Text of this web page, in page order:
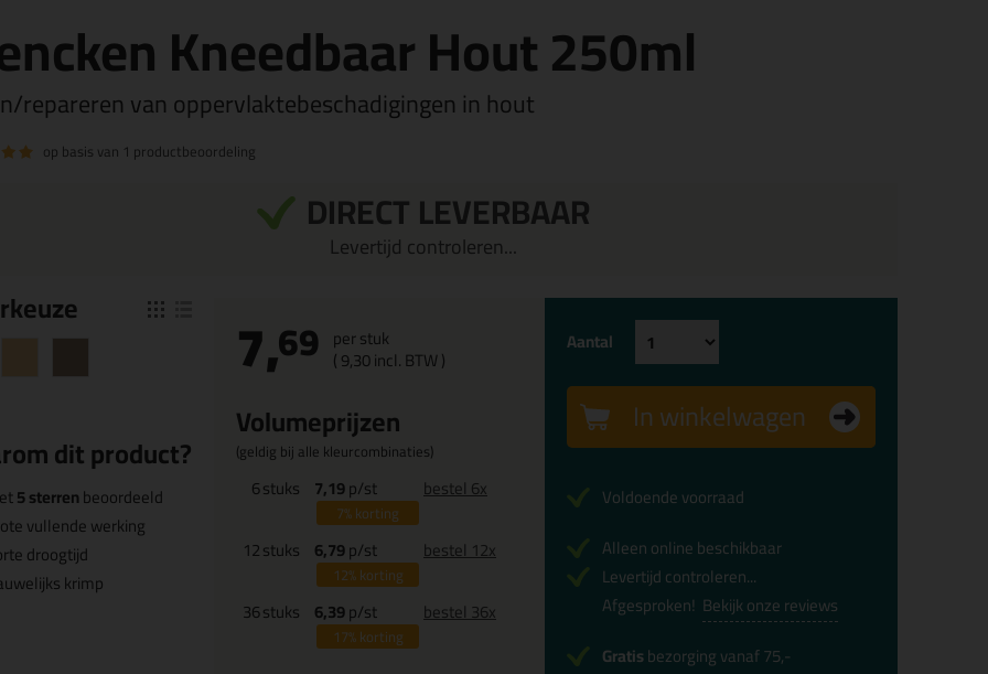
Kneedbaar Hout 250ml
repareren van oppervlaktebeschadigingen in hout
op basis van 1 productbeoordeling
DIRECT LEVERBAAR
Levertijd controleren...
keuze
dit product?
5 sterrenbeoordeeld
vullende werking
droogtijd
krimp
7,69 per stuk
(9,30incl. BTW )
Volumeprijzen
(geldig bij alle kleurcombinaties)
6stuks 7,19p/st
7%korting
bestel 6x
12stuks 6,79p/st
12%korting
bestel 12x
36stuks 6,39p/st
17%korting
bestel 36x
Aantal
In winkelwagen
Voldoende voorraad
Alleen online beschikbaar
Levertijd controleren...
Afgesproken! Bekijk onze reviews
Gratisbezorging vanaf 75,-